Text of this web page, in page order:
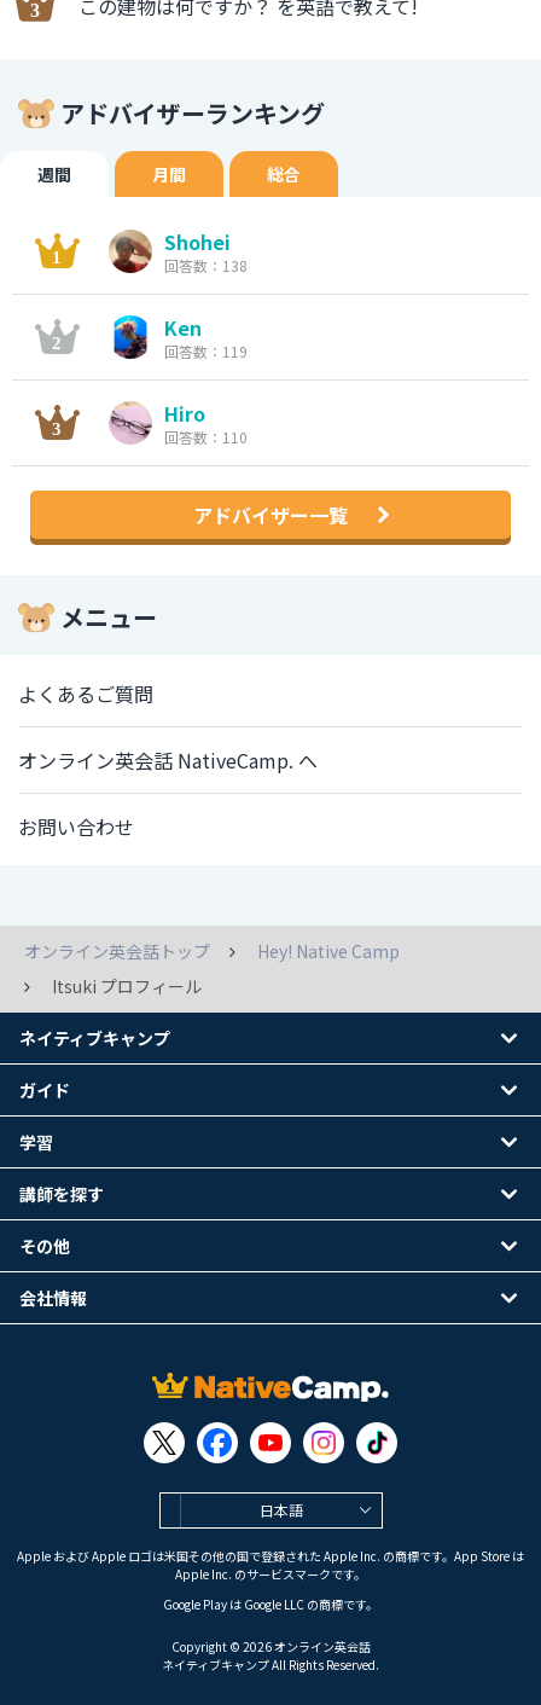
この建物は何ですか？ を英語で教えて!
アドバイザーランキング
週間 月間 総合
Shohei
回答数：138
Ken
回答数：119
Hiro
回答数：110
アドバイザー一覧
メニュー
よくあるご質問
オンライン英会話 NativeCamp. へ
お問い合わせ
オンライン英会話トップ
Hey! Native Camp
Itsuki プロフィール
日本語
Apple および Apple ロゴは米国その他の国で登録された Apple Inc. の商標です。App Store は
Apple Inc. のサービスマークです。
Google Play は Google LLC の商標です。
Copyright © 2026 オンライン英会話
ネイティブキャンプ All Rights Reserved.
ネイティブキャンプ
ガイド
学習
講師を探す
その他
会社情報